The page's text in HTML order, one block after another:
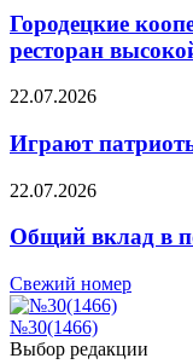
Городецкие
ресторан
22.07.2026
Играют
22.07.2026
Общий вклад в
Свежий номер
№30(1466)
Выбор редакции